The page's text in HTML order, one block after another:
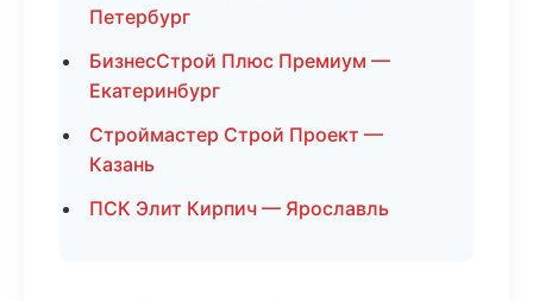
Петербург
БизнесСтрой Плюс Премиум —
Екатеринбург
Строймастер Строй Проект —
Казань
ПСК Элит Кирпич — Ярославль